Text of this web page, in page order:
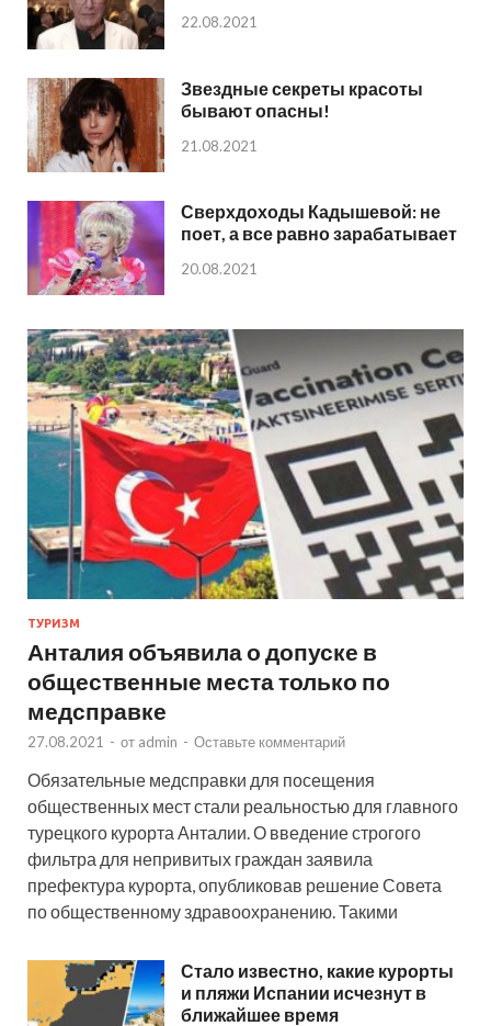
22.08.2021
Звездные секреты красоты
бывают опасны!
21.08.2021
Сверхдоходы Кадышевой: не
поет, а все равно зарабатывает
20.08.2021
ТУРИЗМ
Анталия объявила о допуске в
общественные места только по
медсправке
27.08.2021 - от admin - Оставьте комментарий
Обязательные медсправки для посещения
общественных мест стали реальностью для главного
турецкого курорта Анталии. О введение строгого
фильтра для непривитых граждан заявила
префектура курорта, опубликовав решение Совета
по общественному здравоохранению. Такими
Стало известно, какие курорты
и пляжи Испании исчезнут в
ближайшее время